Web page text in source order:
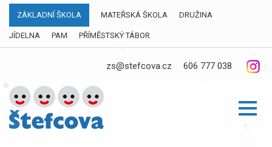
ZÁKLADNÍ ŠKOLA MATEŘSKÁ ŠKOLA DRUŽINA
JÍDELNA PAM PŘÍMĚSTSKÝ TÁBOR
zs@stefcova.cz 606 777 038